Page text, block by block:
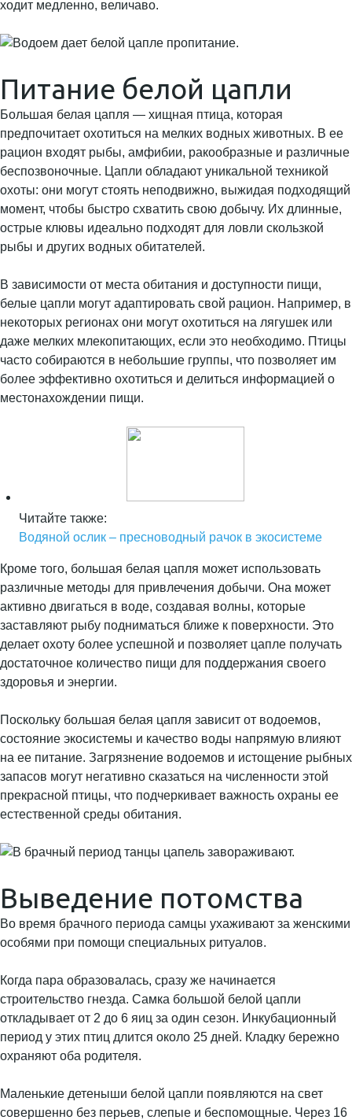
ходит медленно, величаво.
Питание белой цапли
Большая белая цапля — хищная птица, которая
предпочитает охотиться на мелких водных животных. В ее
рацион входят рыбы, амфибии, ракообразные и различные
беспозвоночные. Цапли обладают уникальной техникой
охоты: они могут стоять неподвижно, выжидая подходящий
момент, чтобы быстро схватить свою добычу. Их длинные,
острые клювы идеально подходят для ловли скользкой
рыбы и других водных обитателей.
В зависимости от места обитания и доступности пищи,
белые цапли могут адаптировать свой рацион. Например, в
некоторых регионах они могут охотиться на лягушек или
даже мелких млекопитающих, если это необходимо. Птицы
часто собираются в небольшие группы, что позволяет им
более эффективно охотиться и делиться информацией о
местонахождении пищи.
Читайте также:
Водяной ослик – пресноводный рачок в экосистеме
Кроме того, большая белая цапля может использовать
различные методы для привлечения добычи. Она может
активно двигаться в воде, создавая волны, которые
заставляют рыбу подниматься ближе к поверхности. Это
делает охоту более успешной и позволяет цапле получать
достаточное количество пищи для поддержания своего
здоровья и энергии.
Поскольку большая белая цапля зависит от водоемов,
состояние экосистемы и качество воды напрямую влияют
на ее питание. Загрязнение водоемов и истощение рыбных
запасов могут негативно сказаться на численности этой
прекрасной птицы, что подчеркивает важность охраны ее
естественной среды обитания.
Выведение потомства
Во время брачного периода самцы ухаживают за женскими
особями при помощи специальных ритуалов.
Когда пара образовалась, сразу же начинается
строительство гнезда. Самка большой белой цапли
откладывает от 2 до 6 яиц за один сезон. Инкубационный
период у этих птиц длится около 25 дней. Кладку бережно
охраняют оба родителя.
Маленькие детеныши белой цапли появляются на свет
совершенно без перьев, слепые и беспомощные. Через 16